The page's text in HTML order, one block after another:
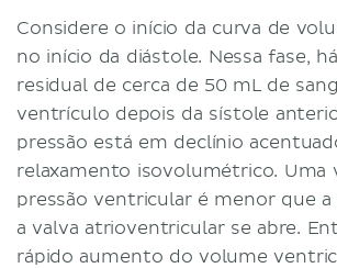
Considere o início da curva de
no início da diástole. Nessa fase,
residual de cerca de 50 mL de
ventrículo depois da sístole
pressão está em declínio
relaxamento isovolumétrico. Uma
pressão ventricular é menor que a
a valva atrioventricular se abre.
rápido aumento do volume